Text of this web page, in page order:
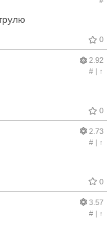
0
2.92
#| ↑
0
2.73
#| ↑
0
3.57
#| ↑